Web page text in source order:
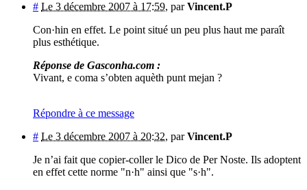
# Le 3 décembre 2007 à 17:59, parVincent.P
Con·hin en effet. Le point situé un peu plus haut me paraît
plus esthétique.
Réponse de Gasconha.com :
Vivant, e coma s’obten aquèth punt mejan ?
Répondre à ce message
# Le 3 décembre 2007 à 20:32, parVincent.P
Je n’ai fait que copier-coller le Dico de Per Noste. Ils adoptent
en effet cette norme "n·h" ainsi que "s·h".